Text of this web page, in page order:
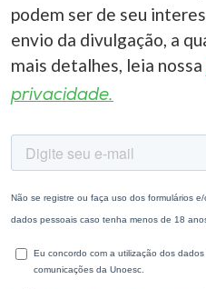
podem ser de seu
envio da divulgação, a
mais detalhes, leia nossa
privacidade.